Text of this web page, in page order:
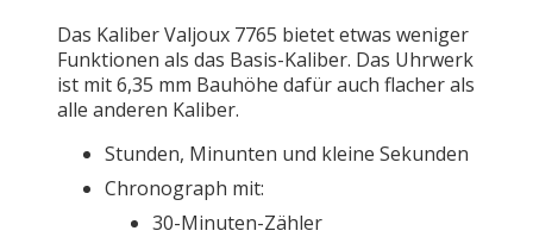
Das Kaliber Valjoux 7765 bietet etwas weniger
Funktionen als das Basis-Kaliber. Das Uhrwerk
ist mit 6,35 mm Bauhöhe dafür auch flacher als
alle anderen Kaliber.
Stunden, Minunten und kleine Sekunden
Chronograph mit:
30-Minuten-Zähler